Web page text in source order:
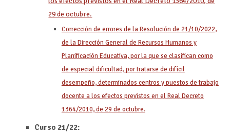
29 de octubre.
Corrección de errores de la Resolución de 21/10/2022,
de la Dirección General de Recursos Humanos y
Planificación Educativa, por la que se clasifican como
de especial dificultad, por tratarse de difícil
desempeño, determinados centros y puestos de trabajo
docente a los efectos previstos en el Real Decreto
1364/2010, de 29 de octubre.
Curso 21/22: